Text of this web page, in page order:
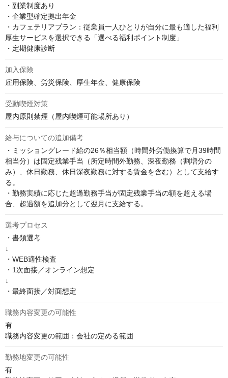
・副業制度あり
・企業型確定拠出年金
・カフェテリアプラン：従業員一人ひとりが自分に最も適した福利
厚生サービスを選択できる「選べる福利ポイント制度」
・定期健康診断
加入保険
雇用保険、労災保険、厚生年金、健康保険
受動喫煙対策
屋内原則禁煙（屋内喫煙可能場所あり）
給与についての追加備考
・ミッショングレード給の26％相当額（時間外労働換算で月39時間
相当分）は固定残業手当（所定時間外勤務、深夜勤務（割増分の
み）、休日勤務、休日深夜勤務に対する賃金を含む）として支給す
る。
・勤務実績に応じた超過勤務手当が固定残業手当の額を超える場
合、超過額を追加分として翌月に支給する。
選考プロセス
・書類選考
↓
・WEB適性検査
・1次面接／オンライン想定
↓
・最終面接／対面想定
職務内容変更の可能性
有
職務内容変更の範囲：会社の定める範囲
勤務地変更の可能性
有